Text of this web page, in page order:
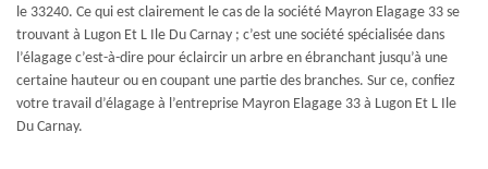
le 33240. Ce qui est clairement le cas de la société Mayron Elagage 33 se
trouvant à Lugon Et L Ile Du Carnay ; c’est une société spécialisée dans
l’élagage c’est-à-dire pour éclaircir un arbre en ébranchant jusqu’à une
certaine hauteur ou en coupant une partie des branches. Sur ce, confiez
votre travail d’élagage à l’entreprise Mayron Elagage 33 à Lugon Et L Ile
Du Carnay.